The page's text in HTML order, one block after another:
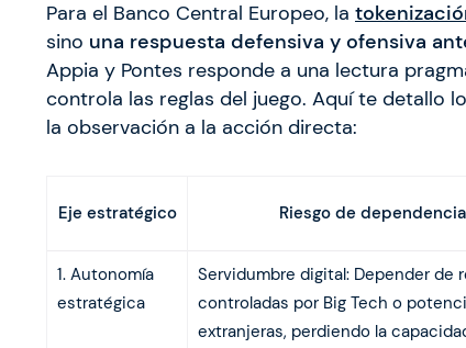
Para el Banco Central Europeo, la
sino una respuesta defensiva y ofensiva
Appia y Pontes responde a una lectura
controla las reglas del juego. Aquí te detallo
la observación a la acción directa:
Eje estratégico Riesgo de dependencia
1. Autonomía
estratégica
Servidumbre digital: Depender de
controladas por Big Tech o
extranjeras, perdiendo la